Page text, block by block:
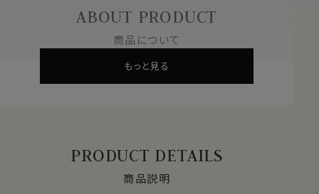
ABOUT PRODUCT
商品について
もっと見る
PRODUCT DETAILS
商品説明